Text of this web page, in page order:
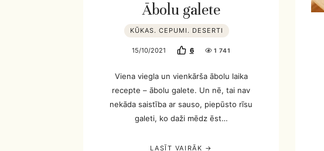
Ābolu galete
KŪKAS. CEPUMI. DESERTI
15/10/2021 6 1 741
Viena viegla un vienkārša ābolu laika
recepte – ābolu galete. Un nē, tai nav
nekāda saistība ar sauso, piepūsto rīsu
galeti, ko daži mēdz ēst…
LASĪT VAIRĀK